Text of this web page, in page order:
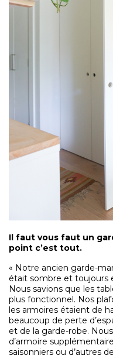
Il faut vous faut un
point c’est tout.
« Notre ancien garde-
était sombre et toujours
Nous savions que les
plus fonctionnel. Nos
les armoires étaient de
beaucoup de perte
et de la garde-robe.
d’armoire
saisonniers ou d’autres